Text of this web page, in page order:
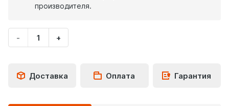
производителя.
-
Укажите
количество
+
Доставка Оплата Гарантия